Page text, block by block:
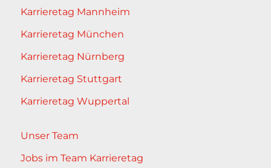
Karrieretag Mannheim
Karrieretag München
Karrieretag Nürnberg
Karrieretag Stuttgart
Karrieretag Wuppertal
Unser Team
Jobs im Team Karrieretag